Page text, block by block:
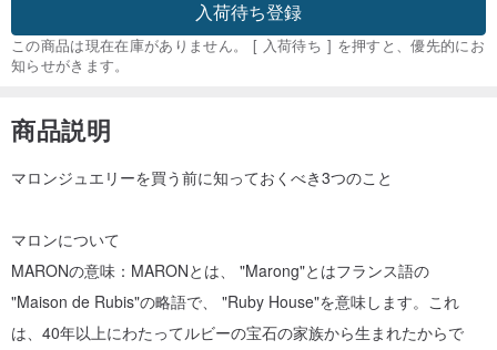
入荷待ち登録
この商品は現在在庫がありません。 [ 入荷待ち ] を押すと、優先的にお
知らせがきます。
商品説明
マロンジュエリーを買う前に知っておくべき3つのこと
マロンについて
MARONの意味：MARONとは、 "Marong"とはフランス語の
"Maison de Rubis"の略語で、 "Ruby House"を意味します。これ
は、40年以上にわたってルビーの宝石の家族から生まれたからで